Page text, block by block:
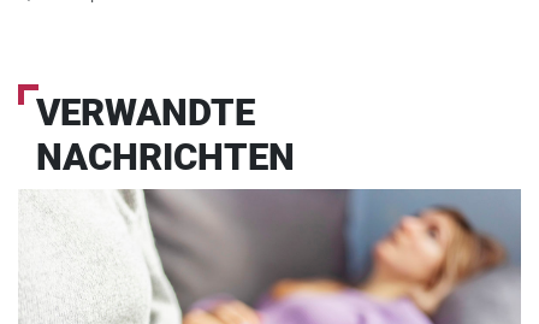
VERWANDTE
NACHRICHTEN